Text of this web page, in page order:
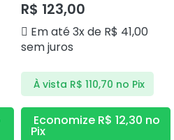
R$ 123,00
Em até 3x de R$ 41,00
sem juros
À vista R$ 110,70 no Pix
Economize R$ 12,30 no
Pix